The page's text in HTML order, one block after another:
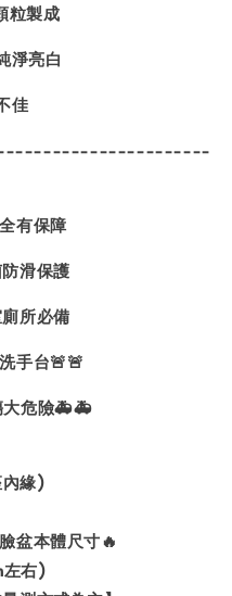
粒製成
淨亮白
佳
有保障
滑保護
所必備
手台🚨🚨
危險🚑🚑
內緣)
盆本體尺寸🔥
左右)